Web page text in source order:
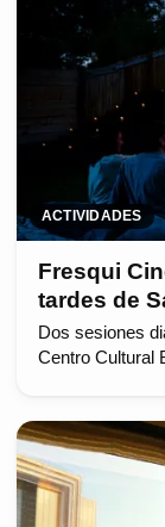
ACTIVIDADES
Fresqui
tardes de
Dos sesiones
Centro Cultural